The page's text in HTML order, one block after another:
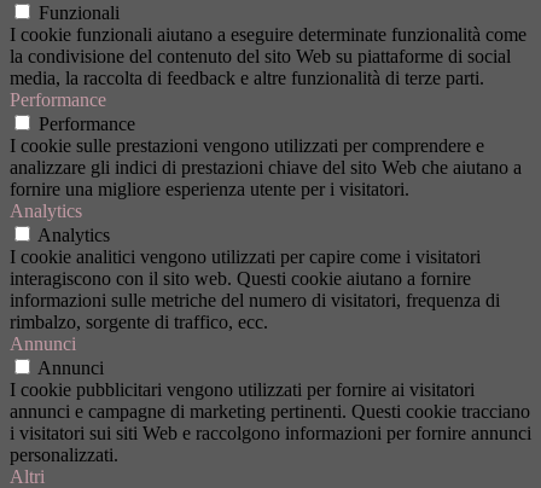
Funzionali
I cookie funzionali aiutano a eseguire determinate funzionalità come
la condivisione del contenuto del sito Web su piattaforme di social
media, la raccolta di feedback e altre funzionalità di terze parti.
Performance
Performance
I cookie sulle prestazioni vengono utilizzati per comprendere e
analizzare gli indici di prestazioni chiave del sito Web che aiutano a
fornire una migliore esperienza utente per i visitatori.
Analytics
Analytics
I cookie analitici vengono utilizzati per capire come i visitatori
interagiscono con il sito web. Questi cookie aiutano a fornire
informazioni sulle metriche del numero di visitatori, frequenza di
rimbalzo, sorgente di traffico, ecc.
Annunci
Annunci
I cookie pubblicitari vengono utilizzati per fornire ai visitatori
annunci e campagne di marketing pertinenti. Questi cookie tracciano
i visitatori sui siti Web e raccolgono informazioni per fornire annunci
personalizzati.
Altri